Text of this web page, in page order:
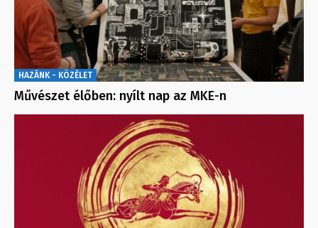
HAZÁNK - KÖZÉLET
Művészet élőben: nyílt nap az MKE-n